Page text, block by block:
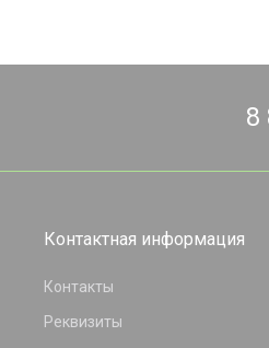
8
Контактная информация
Контакты
Реквизиты